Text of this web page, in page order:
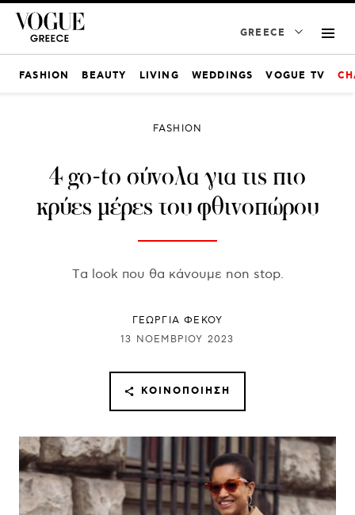
GREECE
FASHION BEAUTY LIVING WEDDINGS VOGUE TV
FASHION
4 go-to σύνολα για τις πιο
κρύες μέρες του φθινοπώρου
Tα look που θα κάνουμε non stop.
ΓΕΩΡΓΙΑ ΦΕΚΟΥ
13 ΝΟΕΜΒΡΊΟΥ 2023
ΚΟΙΝΟΠΟΊΗΣΗ